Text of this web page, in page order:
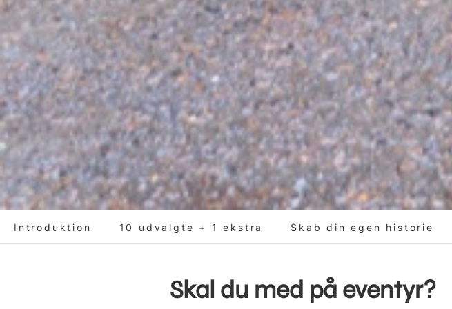
Introduktion 10 udvalgte + 1 ekstra Skab din egen historie
Skal du med på eventyr?